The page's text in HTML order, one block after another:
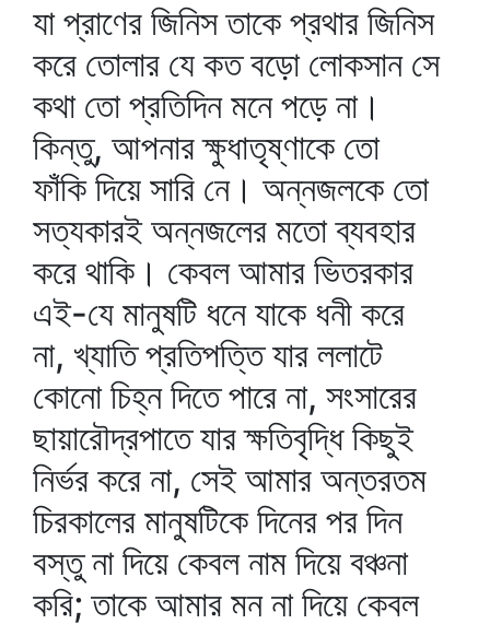
যা প্রাণের জিনিস তাকে প্রথার জিনিস
করে তোলার যে কত বড়ো লোকসান সে
কথা তো প্রতিদিন মনে পড়ে না।
কিন্তু, আপনার ক্ষুধাতৃষ্ণাকে তো
ফাঁকি দিয়ে সারি নে। অন্নজলকে তো
সত্যকারই অন্নজলের মতো ব্যবহার
করে থাকি। কেবল আমার ভিতরকার
এই-যে মানুষটি ধনে যাকে ধনী করে
না, খ্যাতি প্রতিপত্তি যার ললাটে
কোনো চিহ্ন দিতে পারে না, সংসারের
ছায়ারৌদ্রপাতে যার ক্ষতিবৃদ্ধি কিছুই
নির্ভর করে না, সেই আমার অন্তরতম
চিরকালের মানুষটিকে দিনের পর দিন
বস্তু না দিয়ে কেবল নাম দিয়ে বঞ্চনা
করি; তাকে আমার মন না দিয়ে কেবল